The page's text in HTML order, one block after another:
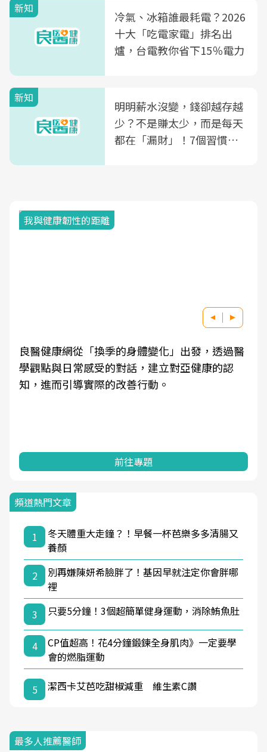
光田醫院建構360度女性健
康照護生態圈
新知
冷氣、冰箱誰最耗電？2026
十大「吃電家電」排名出
爐，台電教你省下15％電力
新知
明明薪水沒變，錢卻越存越
少？不是賺太少，而是每天
都在「漏財」！7個習慣一
我與健康韌性的距離
良醫健康網從「換季的身體變化」出發，透過醫
學觀點與日常感受的對話，建立對亞健康的認
知，進而引導實際的改善行動。
前往專題
頻道熱門文章
1
冬天體重大走鐘？！早餐一杯芭樂多多清腸又
養顏
2
別再嫌陳妍希臉胖了！基因早就注定你會胖哪
裡
3
只要5分鐘！3個超簡單健身運動，消除鮪魚肚
4
CP值超高！花4分鐘鍛鍊全身肌肉》一定要學
會的燃脂運動
5 潔西卡艾芭吃甜椒減重 維生素C讚
最多人推薦醫師